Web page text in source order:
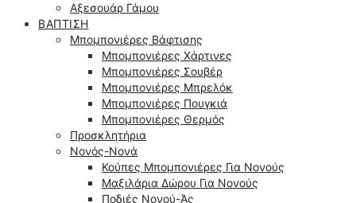
Αξεσουάρ Γάμου
ΒΆΠΤΙΣΗ
Μπομπονιέρες Βάφτισης
Μπομπονιέρες Χάρτινες
Μπομπονιέρες Σουβέρ
Μπομπονιέρες Μπρελόκ
Μπομπονιέρες Πουγκιά
Μπομπονιέρες Θερμός
Προσκλητήρια
Νονός-Νονά
Κούπες Μπομπονιέρες Για Νονούς
Μαξιλάρια Δώρου Για Νονούς
Ποδιές Νονού-Άς